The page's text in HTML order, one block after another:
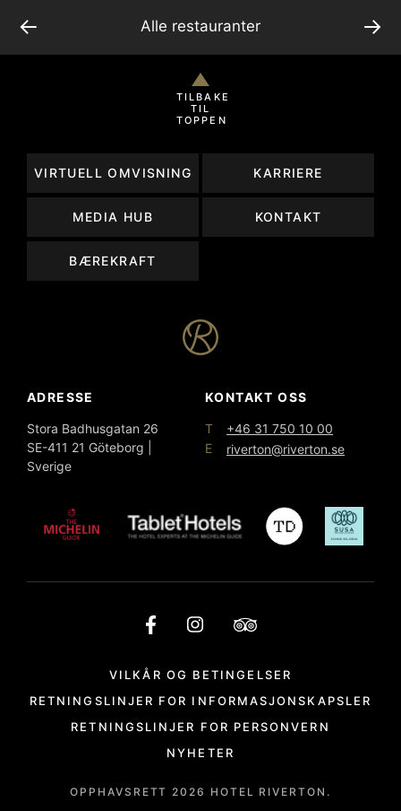
← →
Alle restauranter
TILBAKE
TIL
TOPPEN
VIRTUELL OMVISNING KARRIERE
MEDIA HUB KONTAKT
BÆREKRAFT
ADRESSE
Stora Badhusgatan 26
SE-411 21 Göteborg |
Sverige
KONTAKT OSS
T
+46 31 750 10 00
E
riverton@riverton.se
VILKÅR OG BETINGELSER
RETNINGSLINJER FOR INFORMASJONSKAPSLER
RETNINGSLINJER FOR PERSONVERN
NYHETER
OPPHAVSRETT 2026 HOTEL RIVERTON.